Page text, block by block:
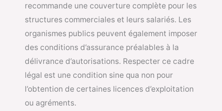
recommande une couverture complète pour les
structures commerciales et leurs salariés. Les
organismes publics peuvent également imposer
des conditions d’assurance préalables à la
délivrance d’autorisations. Respecter ce cadre
légal est une condition sine qua non pour
l’obtention de certaines licences d’exploitation
ou agréments.